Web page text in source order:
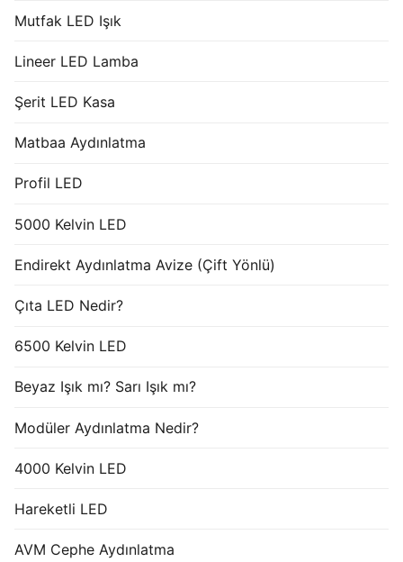
Mutfak LED Işık
Lineer LED Lamba
Şerit LED Kasa
Matbaa Aydınlatma
Profil LED
5000 Kelvin LED
Endirekt Aydınlatma Avize (Çift Yönlü)
Çıta LED Nedir?
6500 Kelvin LED
Beyaz Işık mı? Sarı Işık mı?
Modüler Aydınlatma Nedir?
4000 Kelvin LED
Hareketli LED
AVM Cephe Aydınlatma